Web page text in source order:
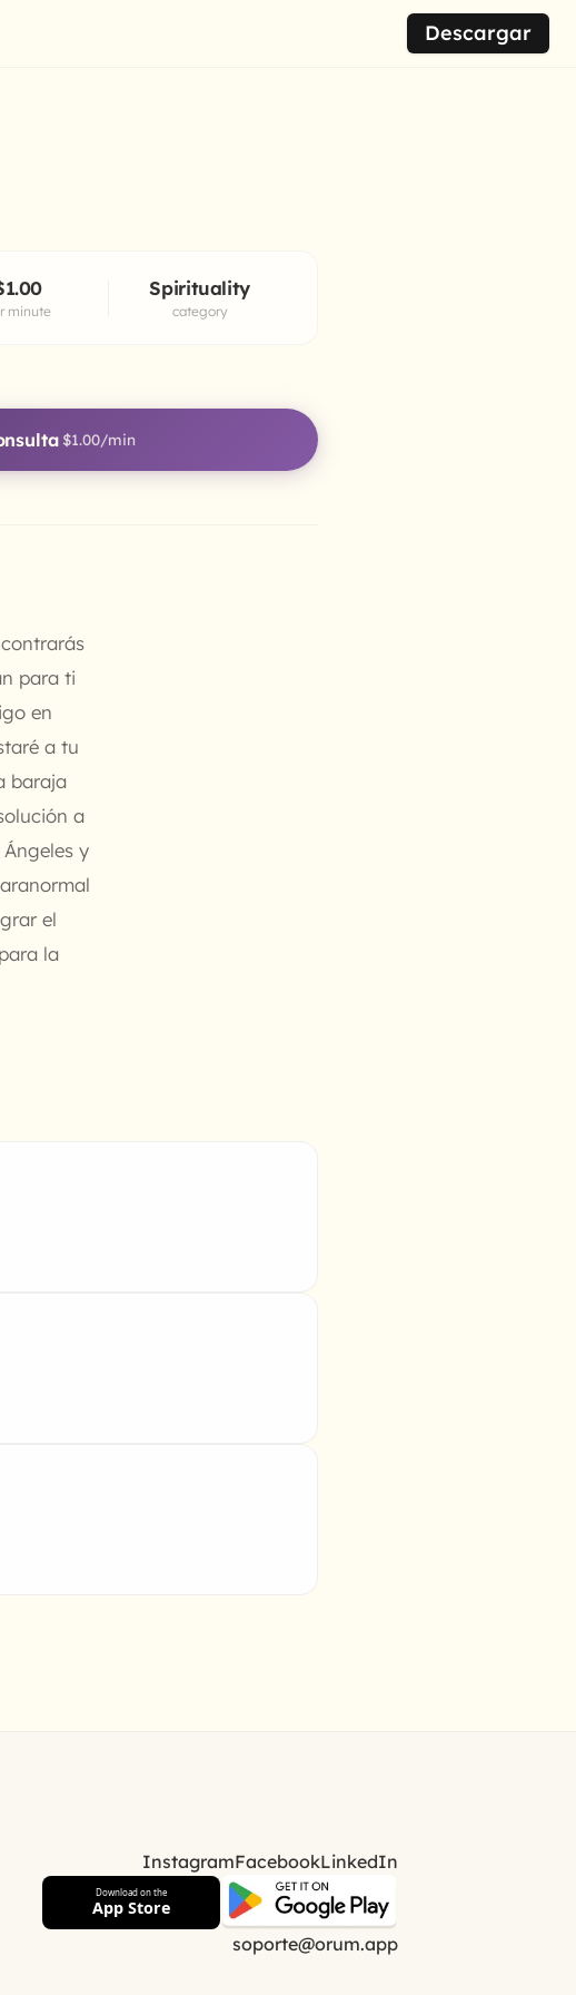
Descargar
minute
Spirituality
category
$1.00/min
para ti
en
a tu
baraja
a
y
el
la
InstagramFacebookLinkedIn
Download on the
App Store
soporte@orum.app